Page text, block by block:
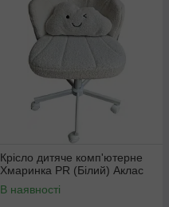
Крісло дитяче комп'ютерне
Хмаринка PR (Білий) Аклас
В наявності